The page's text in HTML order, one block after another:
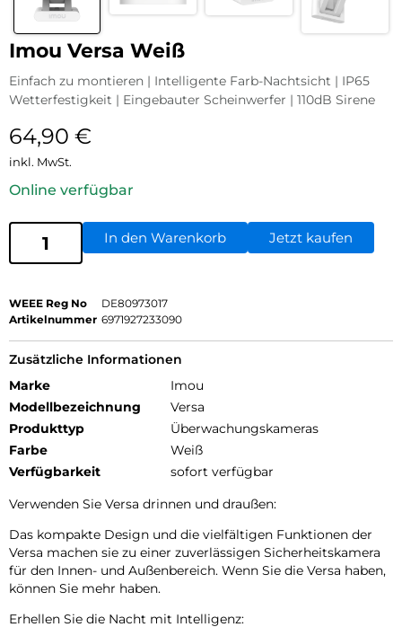
Imou Versa Weiß
Einfach zu montieren | Intelligente Farb-Nachtsicht | IP65
Wetterfestigkeit | Eingebauter Scheinwerfer | 110dB Sirene
64,90 €
inkl. MwSt.
Online verfügbar
In den Warenkorb Jetzt kaufen
WEEE Reg No
DE80973017
Artikelnummer 6971927233090
Zusätzliche Informationen
Marke
Imou
Modellbezeichnung
Versa
Produkttyp
Überwachungskameras
Farbe
Weiß
Verfügbarkeit
sofort verfügbar
Verwenden Sie Versa drinnen und draußen:
Das kompakte Design und die vielfältigen Funktionen der
Versa machen sie zu einer zuverlässigen Sicherheitskamera
für den Innen- und Außenbereich. Wenn Sie die Versa haben,
können Sie mehr haben.
Erhellen Sie die Nacht mit Intelligenz: